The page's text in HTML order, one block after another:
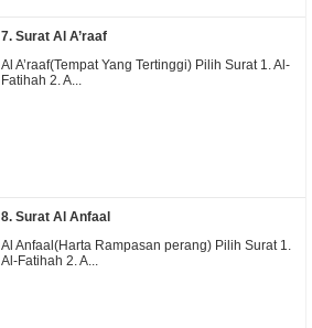
7. Surat Al A’raaf
Al A’raaf(Tempat Yang Tertinggi) Pilih Surat 1. Al-
Fatihah 2. A...
8. Surat Al Anfaal
Al Anfaal(Harta Rampasan perang) Pilih Surat 1.
Al-Fatihah 2. A...